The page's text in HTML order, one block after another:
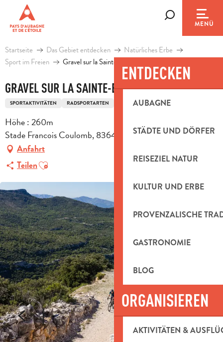
contenu
principal
MENÜ
ENTDECKEN
AUBAGNE
STÄDTE UND DÖRFER
REISEZIEL NATUR
KULTUR UND ERBE
PROVENZALISCHE
GASTRONOMIE
BLOG
ORGANISIEREN
AKTIVITÄTEN &
Startseite Das Gebiet entdecken
Natürliches Erbe
Sport im Freien
Gravel sur la Sainte-Baume
GRAVEL SUR LA SAINTE-BAUME
SPORTAKTIVITÄTEN RADSPORTARTEN GRAVELBIKE-STRECKE
Höhe : 260m
Stade Francois Coulomb, 83640 Saint-Zacharie
Anfahrt
TeilenAjouter aux favoris